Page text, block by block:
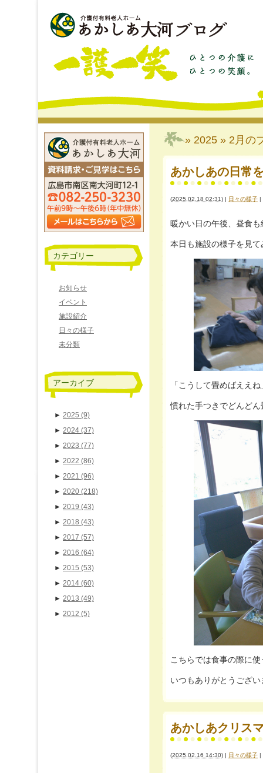
» 2025 » 2月 の
あかしあの日常
(2025.02.18 02:31) | 日々の様子 |
暖かい日の午後、昼食
本日も施設の様子を見
「こうして畳めばええ
慣れた手つきでどんど
こちらでは食事の際に
いつもありがとうござ
あかしあクリ
(2025.02.16 14:30) | 日々の様子 |
カテゴリー
お知らせ
イベント
施設紹介
日々の様子
未分類
アーカイブ
► 2025 (9)
► 2024 (37)
► 2023 (77)
► 2022 (86)
► 2021 (96)
► 2020 (218)
► 2019 (43)
► 2018 (43)
► 2017 (57)
► 2016 (64)
► 2015 (53)
► 2014 (60)
► 2013 (49)
► 2012 (5)